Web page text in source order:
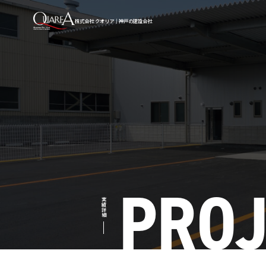
株式会社 クオリア｜神戸の建設会社
実績詳細